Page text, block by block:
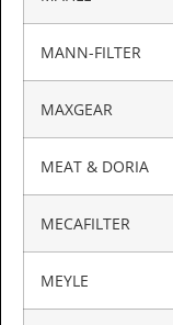
MANN-FILTER
MAXGEAR
MEAT & DORIA
MECAFILTER
MEYLE